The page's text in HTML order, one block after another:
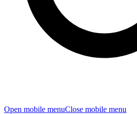
Open mobile menuClose mobile menu